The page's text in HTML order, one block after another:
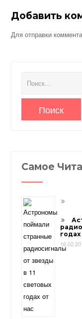
Добавить
Для отправки
Самое
годах